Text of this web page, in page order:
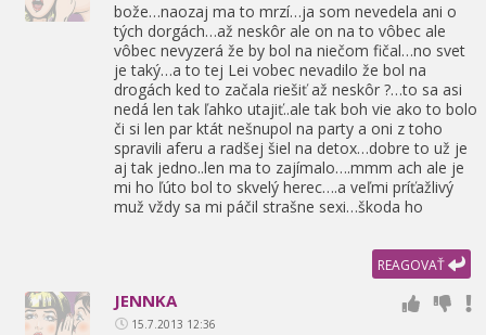
bože…naozaj ma to mrzí…ja som nevedela ani o
tých dorgách…až neskôr ale on na to vôbec ale
vôbec nevyzerá že by bol na niečom fičal…no svet
je taký…a to tej Lei vobec nevadilo že bol na
drogách ked to začala riešiť až neskôr ?…to sa asi
nedá len tak ľahko utajiť..ale tak boh vie ako to bolo
či si len par ktát nešnupol na party a oni z toho
spravili aferu a radšej šiel na detox…dobre to už je
aj tak jedno..len ma to zajímalo….mmm ach ale je
mi ho ľúto bol to skvelý herec….a veľmi príťažlivý
muž vždy sa mi páčil strašne sexi…škoda ho
REAGOVAŤ
JENNKA
15.7.2013 12:36